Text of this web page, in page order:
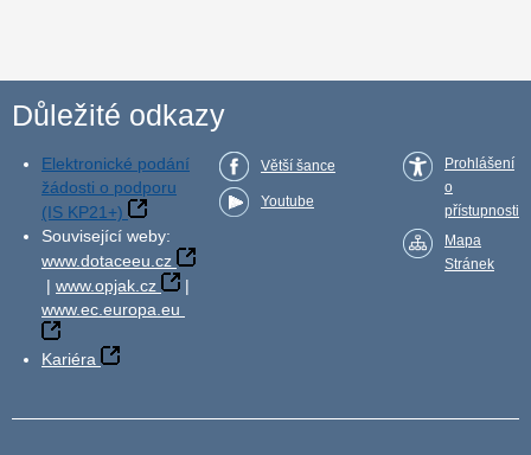
Důležité odkazy
Elektronické podání
žádosti o podporu
(IS KP21+)
Související weby:
www.dotaceeu.cz
| www.opjak.cz
|
www.ec.europa.eu
Kariéra
Větší šance
Youtube
Prohlášení
o
přístupnosti
Mapa
Stránek